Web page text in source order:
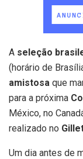
A seleção
(horário de
amistosa que
para a próxima
México, no
realizado no
Um dia antes de